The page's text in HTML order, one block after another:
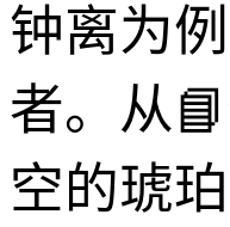
钟离为
者。从
空的琥